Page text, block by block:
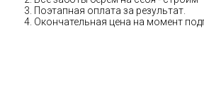
Поэтапная оплата за результат.
Окончательная цена на момент